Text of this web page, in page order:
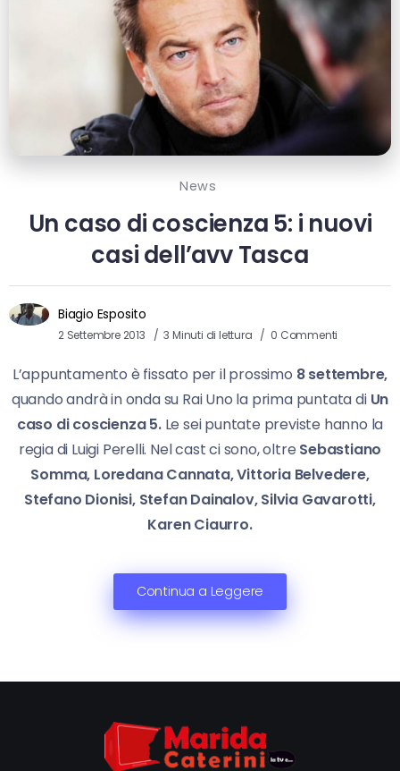
News
Un caso di coscienza 5: i nuovi
casi dell’avv Tasca
Biagio Esposito
2 Settembre 2013 3 Minuti di lettura 0 Commenti
L’appuntamento è fissato per il prossimo 8 settembre,
quando andrà in onda su Rai Uno la prima puntata di Un
caso di coscienza 5.Le sei puntate previste hanno la
regia di Luigi Perelli. Nel cast ci sono, oltre Sebastiano
Somma, Loredana Cannata, Vittoria Belvedere,
Stefano Dionisi, Stefan Dainalov, Silvia Gavarotti,
Karen Ciaurro.
Continua a Leggere